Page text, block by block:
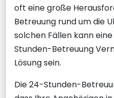
oft eine große
Betreuung rund um die
solchen Fällen kann
Stunden-Betreuung
Lösung sein.
Die 24-Stunden-